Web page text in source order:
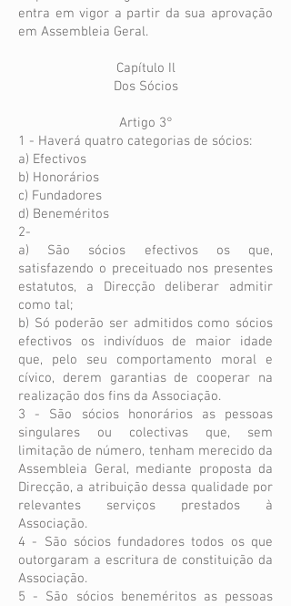
entra em vigor a partir da sua aprovação
em Assembleia Geral.
Capítulo Il
Dos Sócios
Artigo 3°
1 - Haverá quatro categorias de sócios:
a) Efectivos
b) Honorários
c) Fundadores
d) Beneméritos
2-
a) São sócios efectivos os que,
satisfazendo o preceituado nos presentes
estatutos, a Direcção deliberar admitir
como tal;
b) Só poderão ser admitidos como sócios
efectivos os indivíduos de maior idade
que, pelo seu comportamento moral e
cívico, derem garantias de cooperar na
realização dos fins da Associação.
3 - São sócios honorários as pessoas
singulares ou colectivas que, sem
limitação de número, tenham merecido da
Assembleia Geral, mediante proposta da
Direcção, a atribuição dessa qualidade por
relevantes serviços prestados à
Associação.
4 - São sócios fundadores todos os que
outorgaram a escritura de constituição da
Associação.
5 - São sócios beneméritos as pessoas